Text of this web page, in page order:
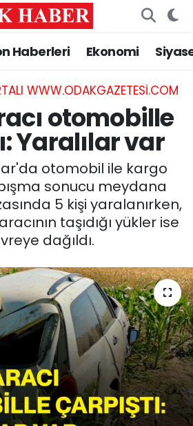
Haberleri Ekonomi
WWW.ODAKGAZETESI.COM
otomobille
Yaralılar var
otomobil ile kargo
sonucu meydana
5 kişi yaralanırken,
taşıdığı yükler ise
dağıldı.
HABERLERİ
Durumu ve Fikstür